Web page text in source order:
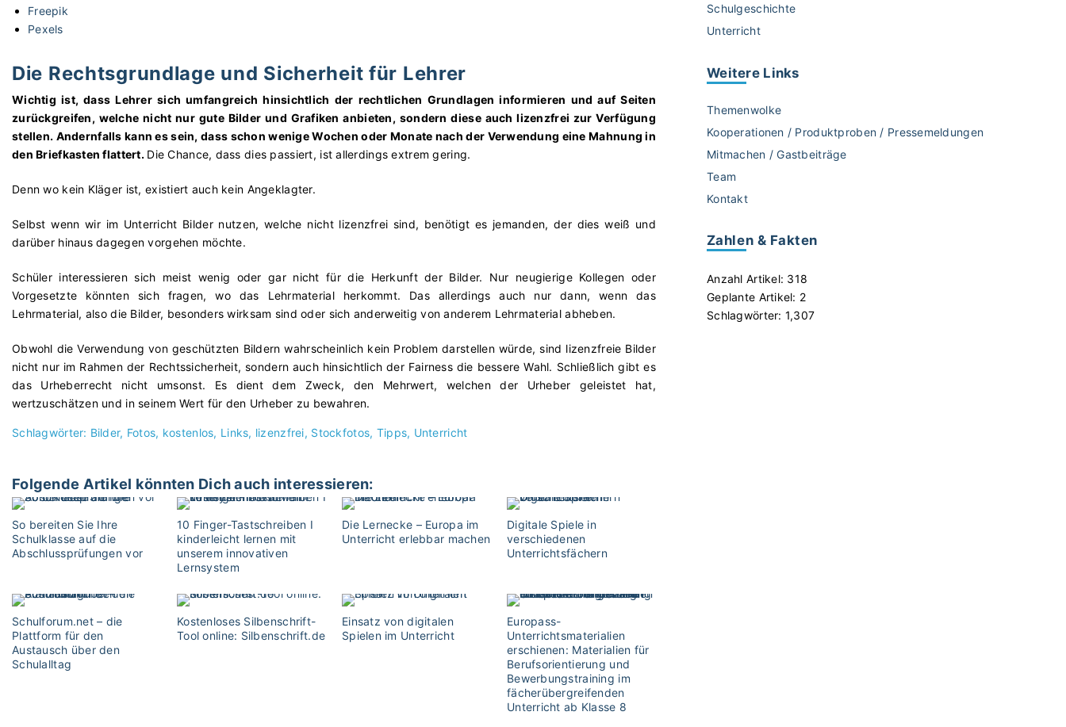
Freepik
Pexels
Die Rechtsgrundlage und Sicherheit für Lehrer
Wichtig ist, dass Lehrer sich umfangreich hinsichtlich der rechtlichen Grundlagen informieren und auf Seiten
zurückgreifen, welche nicht nur gute Bilder und Grafiken anbieten, sondern diese auch lizenzfrei zur Verfügung
stellen. Andernfalls kann es sein, dass schon wenige Wochen oder Monate nach der Verwendung eine Mahnung in
den Briefkasten flattert. Die Chance, dass dies passiert, ist allerdings extrem gering.
Denn wo kein Kläger ist, existiert auch kein Angeklagter.
Selbst wenn wir im Unterricht Bilder nutzen, welche nicht lizenzfrei sind, benötigt es jemanden, der dies weiß und
darüber hinaus dagegen vorgehen möchte.
Schüler interessieren sich meist wenig oder gar nicht für die Herkunft der Bilder. Nur neugierige Kollegen oder
Vorgesetzte könnten sich fragen, wo das Lehrmaterial herkommt. Das allerdings auch nur dann, wenn das
Lehrmaterial, also die Bilder, besonders wirksam sind oder sich anderweitig von anderem Lehrmaterial abheben.
Obwohl die Verwendung von geschützten Bildern wahrscheinlich kein Problem darstellen würde, sind lizenzfreie Bilder
nicht nur im Rahmen der Rechtssicherheit, sondern auch hinsichtlich der Fairness die bessere Wahl. Schließlich gibt es
das Urheberrecht nicht umsonst. Es dient dem Zweck, den Mehrwert, welchen der Urheber geleistet hat,
wertzuschätzen und in seinem Wert für den Urheber zu bewahren.
Schlagwörter: Bilder Fotos kostenlos Links lizenzfrei Stockfotos Tipps Unterricht
Folgende Artikel könnten Dich auch interessieren:
So bereiten Sie Ihre
Schulklasse auf die
Abschlussprüfungen vor
10 Finger-Tastschreiben I
kinderleicht lernen mit
unserem innovativen
Lernsystem
Die Lernecke – Europa im
Unterricht erlebbar machen
Digitale Spiele in
verschiedenen
Unterrichtsfächern
Schulforum.net – die
Plattform für den
Austausch über den
Schulalltag
Kostenloses Silbenschrift-
Tool online: Silbenschrift.de
Einsatz von digitalen
Spielen im Unterricht
Europass-
Unterrichtsmaterialien
erschienen: Materialien für
Berufsorientierung und
Bewerbungstraining im
fächerübergreifenden
Unterricht ab Klasse 8
Schulgeschichte
Unterricht
Weitere Links
Themenwolke
Kooperationen / Produktproben / Pressemeldungen
Mitmachen / Gastbeiträge
Team
Kontakt
Zahlen & Fakten
Anzahl Artikel: 318
Geplante Artikel: 2
Schlagwörter: 1,307